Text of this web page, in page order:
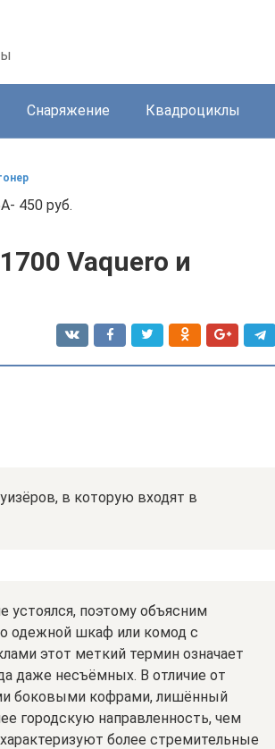
Снаряжение Квадроциклы
450 руб.
Vaquero и
в которую входят в
устоялся, поэтому объясним
одежной шкаф или комод с
этот меткий термин означает
даже несъёмных. В отличие от
боковыми кофрами, лишённый
городскую направленность, чем
более стремительные